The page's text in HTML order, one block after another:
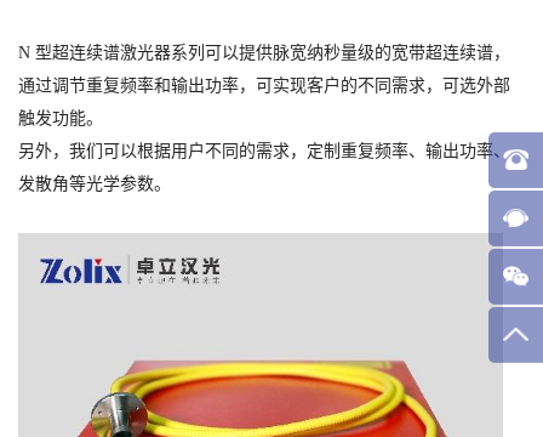
N 型超连续谱激光器系列可以提供脉宽纳秒量级的宽带超连续谱，
通过调节重复频率和输出功率，可实现客户的不同需求，可选外部
触发功能。
另外，我们可以根据用户不同的需求，定制重复频率、输出功率、
发散角等光学参数。